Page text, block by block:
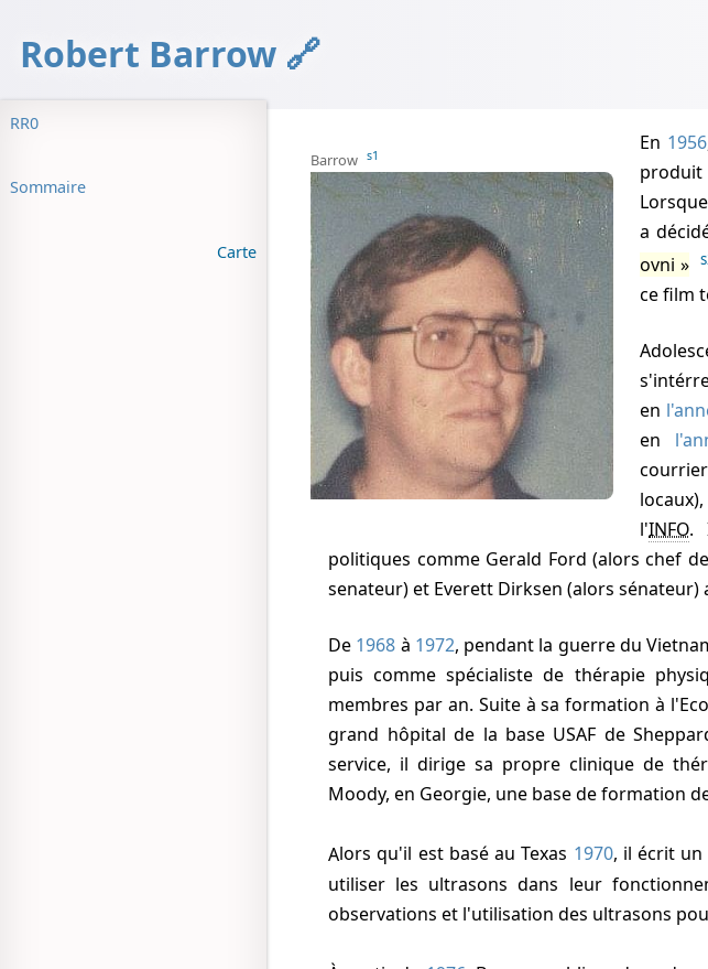
Robert Barrow
RR0
Sommaire
Carte
Barrow s1
En 1956
a
ovni
ce film
en
en
l'INFO.
politiques comme Gerald Ford (alors chef
senateur) et Everett Dirksen (alors sénateur)
De 1968 à 1972, pendant la guerre du
puis comme spécialiste de thérapie
membres par an. Suite à sa formation à
grand hôpital de la base USAF de
service, il dirige sa propre clinique de
Moody, en Georgie, une base de formation
Alors qu'il est basé au Texas 1970, il écrit
utiliser les ultrasons dans leur
observations et l'utilisation des ultrasons